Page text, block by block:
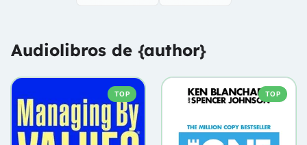
Audiolibros de {author}
TOP TOP